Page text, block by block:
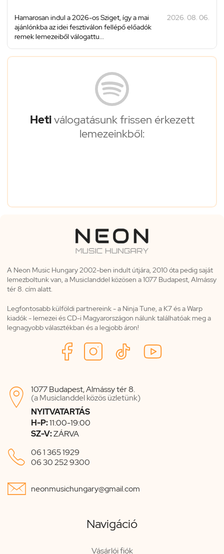
Hamarosan indul a 2026-os Sziget, így a mai
ajánlónkba az idei fesztiválon fellépő előadók
remek lemezeiből válogattu...
2026. 08. 06.
Hetiválogatásunk frissen érkezett
lemezeinkből:
A Neon Music Hungary 2002-ben indult útjára, 2010 óta pedig saját
lemezboltunk van, a Musiclanddel közösen a 1077 Budapest, Almássy
tér 8. cím alatt.
Legfontosabb külföldi partnereink - a Ninja Tune, a K7 és a Warp
kiadók - lemezei és CD-i Magyarországon nálunk találhatóak meg a
legnagyobb választékban és a legjobb áron!

1077 Budapest, Almássy tér 8.
(a Musiclanddel közös üzletünk)
NYITVATARTÁS
H-P:11:00-19:00
SZ-V:ZÁRVA
 06 1 365 1929
06 30 252 9300
 neonmusichungary@gmail.com
Navigáció
Vásárlói fiók